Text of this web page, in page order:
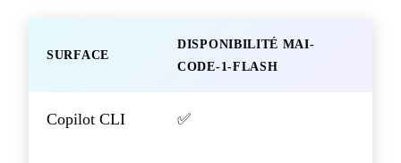
SURFACE
DISPONIBILITÉ MAI-
CODE-1-FLASH
Copilot CLI ✅